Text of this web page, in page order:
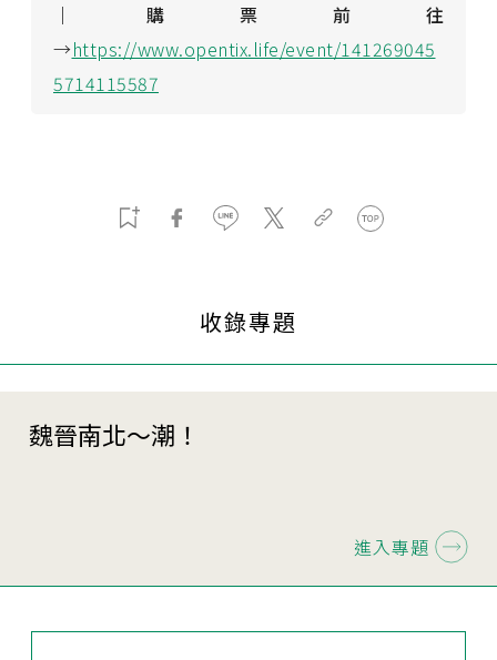
｜購票前往
→https://www.opentix.life/event/141269045
5714115587
收錄專題
魏晉南北～潮！
進入專題